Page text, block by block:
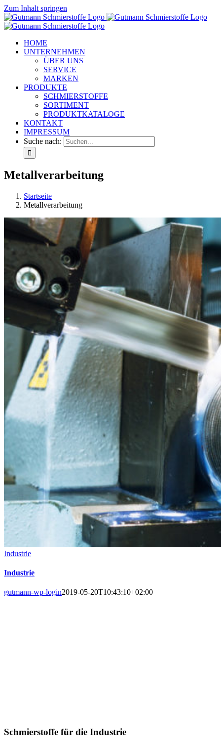
Zum Inhalt springen
HOME
UNTERNEHMEN
ÜBER UNS
SERVICE
MARKEN
PRODUKTE
SCHMIERSTOFFE
SORTIMENT
PRODUKTKATALOGE
KONTAKT
IMPRESSUM
Suche nach:
Metallverarbeitung
Startseite
Metallverarbeitung
Industrie
Industrie
gutmann-wp-login2019-05-20T10:43:10+02:00
Schmierstoffe für die Industrie